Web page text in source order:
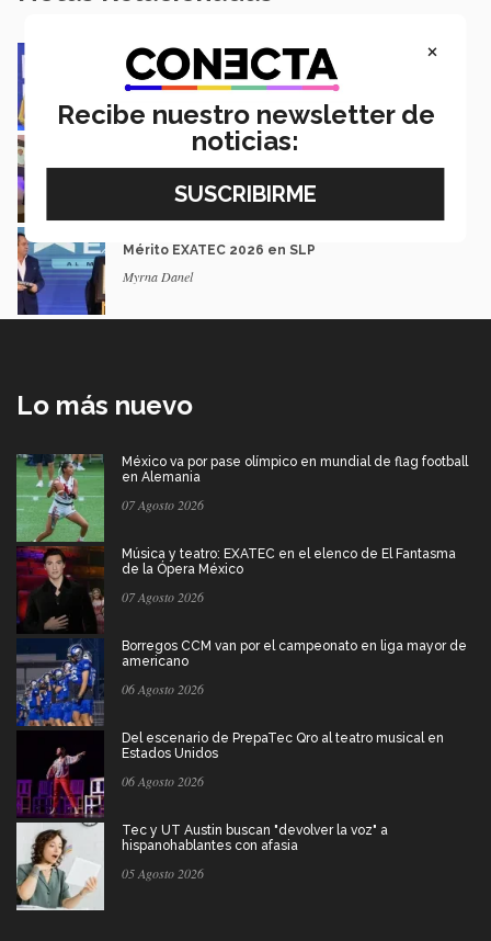
Impacto y legado: Marcela Velasco, ganadora
del Premio Mérito EXATEC
Guillermo Solorio
Docencia con propósito: la historia de Debbie
Isabel Martínez
Mérito EXATEC 2026 en SLP
Myrna Danel
Lo más nuevo
México va por pase olímpico en mundial de flag football
en Alemania
07 Agosto 2026
Música y teatro: EXATEC en el elenco de El Fantasma
de la Ópera México
07 Agosto 2026
Borregos CCM van por el campeonato en liga mayor de
americano
06 Agosto 2026
Del escenario de PrepaTec Qro al teatro musical en
Estados Unidos
06 Agosto 2026
Tec y UT Austin buscan "devolver la voz" a
hispanohablantes con afasia
05 Agosto 2026
×
Recibe nuestro newsletter de
noticias: